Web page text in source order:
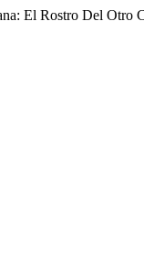
El Rostro Del Otro